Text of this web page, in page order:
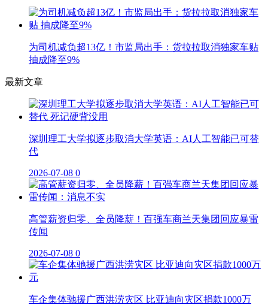
为司机减负超13亿！市监局出手：货拉拉取消独家车贴
抽成降至9%
最新文章
深圳理工大学拟逐步取消大学英语：AI人工智能已可替
代
2026-07-08 0
高管薪资归零、全员降薪！百强车商兰天集团回应暴雷
传闻
2026-07-08 0
车企集体驰援广西洪涝灾区 比亚迪向灾区捐款1000万